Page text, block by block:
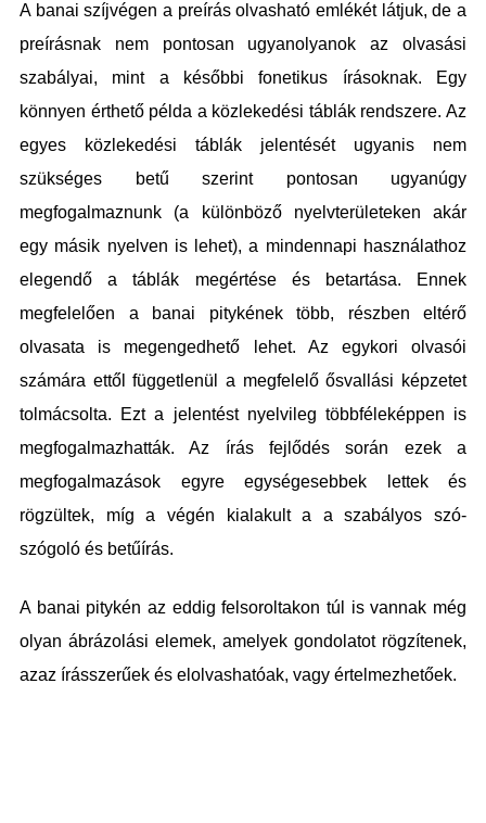
A banai szíjvégen a preírás olvasható emlékét látjuk, de a
preírásnak nem pontosan ugyanolyanok az olvasási
szabályai, mint a későbbi fonetikus írásoknak. Egy
könnyen érthető példa a közlekedési táblák rendszere. Az
egyes közlekedési táblák jelentését ugyanis nem
szükséges betű szerint pontosan ugyanúgy
megfogalmaznunk (a különböző nyelvterületeken akár
egy másik nyelven is lehet), a mindennapi használathoz
elegendő a táblák megértése és betartása. Ennek
megfelelően a banai pitykének több, részben eltérő
olvasata is megengedhető lehet. Az egykori olvasói
számára ettől függetlenül a megfelelő ősvallási képzetet
tolmácsolta. Ezt a jelentést nyelvileg többféleképpen is
megfogalmazhatták. Az írás fejlődés során ezek a
megfogalmazások egyre egységesebbek lettek és
rögzültek, míg a végén kialakult a a szabályos szó-
szógoló és betűírás.
A banai pitykén az eddig felsoroltakon túl is vannak még
olyan ábrázolási elemek, amelyek gondolatot rögzítenek,
azaz írásszerűek és elolvashatóak, vagy értelmezhetőek.